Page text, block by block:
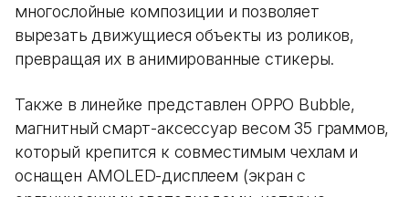
многослойные композиции и позволяет
вырезать движущиеся объекты из роликов,
превращая их в анимированные стикеры.
Также в линейке представлен OPPO Bubble,
магнитный смарт-аксессуар весом 35 граммов,
который крепится к совместимым чехлам и
оснащен AMOLED-дисплеем (экран с